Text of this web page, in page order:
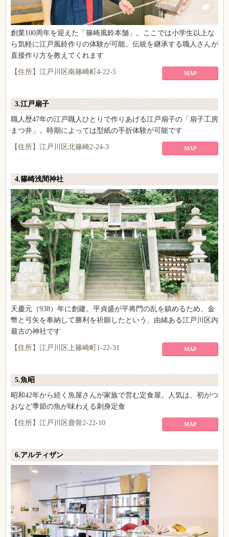
創業100周年を迎えた「篠崎風鈴本舗」。ここでは小学生以上な
ら気軽に江戸風鈴作りの体験が可能。伝統を継承する職人さんが
直接作り方を教えてくれます
【住所】江戸川区南篠崎町4-22-5 MAP
3.江戸扇子
職人歴47年の江戸職人ひとりで作りあげる江戸扇子の「扇子工房
まつ井」。時期によっては型紙の手折体験が可能です
【住所】江戸川区北篠崎2-24-3 MAP
4.篠崎浅間神社
天慶元（938）年に創建。平貞盛が平将門の乱を鎮めるため、金
幣と弓矢を奉納して勝利を祈願したという、由緒ある江戸川区内
最古の神社です
【住所】江戸川区上篠崎町1-22-31 MAP
5.魚昭
昭和42年から続く魚屋さんが家族で営む定食屋。人気は、初がつ
おなど季節の魚が味わえる刺身定食
【住所】江戸川区鹿骨2-22-10 MAP
6.アルティザン